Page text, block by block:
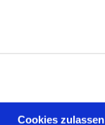
Cookies zulassen